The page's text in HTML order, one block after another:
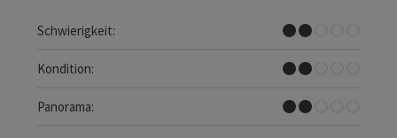
Schwierigkeit:
Leicht
Kondition:
Leicht
Panorama:
Einzelne Ausblicke